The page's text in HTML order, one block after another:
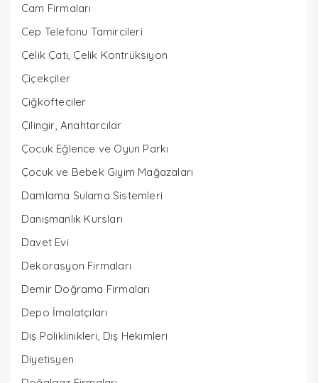
Cam Firmaları
Cep Telefonu Tamircileri
Çelik Çatı, Çelik Kontrüksiyon
Çiçekçiler
Çiğköfteciler
Çilingir, Anahtarcılar
Çocuk Eğlence ve Oyun Parkı
Çocuk ve Bebek Giyim Mağazaları
Damlama Sulama Sistemleri
Danışmanlık Kursları
Davet Evi
Dekorasyon Firmaları
Demir Doğrama Firmaları
Depo İmalatçıları
Diş Poliklinikleri, Diş Hekimleri
Diyetisyen